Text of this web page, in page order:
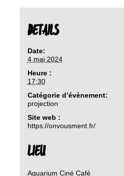
DETAILS
Date:
4 mai 2024
Heure :
17:30
Catégorie d’évènement:
projection
Site web :
https://onvousment.fr/
LIEU
Aquarium Ciné Café